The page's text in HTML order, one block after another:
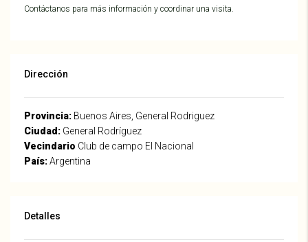
Contáctanos para más información y coordinar una visita.
Dirección
Provincia: Buenos Aires, General Rodriguez
Ciudad: General Rodríguez
Vecindario Club de campo El Nacional
País:Argentina
Detalles